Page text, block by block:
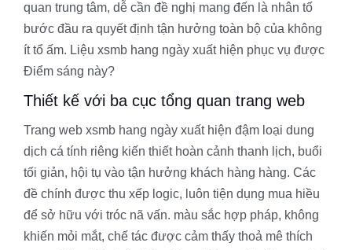
quan trung tâm, dễ cần đề nghị mang đến là nhân tố
bước đầu ra quyết định tận hưởng toàn bộ của không
ít tổ ấm. Liệu xsmb hang ngày xuất hiện phục vụ được
Điểm sáng này?
Thiết kế với ba cục tổng quan trang web
Trang web xsmb hang ngày xuất hiện đậm loại dung
dịch cá tính riêng kiến thiết hoàn cảnh thanh lịch, buổi
tối giản, hội tụ vào tận hưởng khách hàng hàng. Các
đề chính được thu xếp logic, luôn tiện dụng mua hiều
để sở hữu với tróc nã vấn. màu sắc hợp pháp, không
khiến mỏi mắt, chế tác được cảm thấy thoả mê thích